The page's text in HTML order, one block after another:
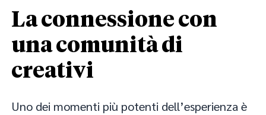
La connessione con
una comunità di
creativi
Uno dei momenti più potenti dell’esperienza è